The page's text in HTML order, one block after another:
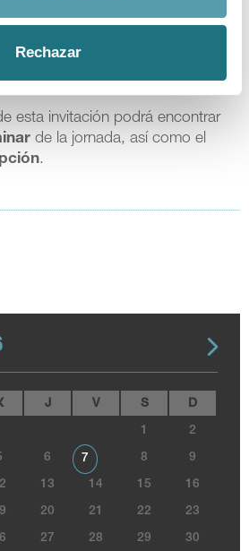
Rechazar
de una iniciativa común
de la salud pública en
esta invitación podrá encontrar
de la jornada, así como el
.
J V S D
1 2
6 7 8 9
13 14 15 16
20 21 22 23
27 28 29 30